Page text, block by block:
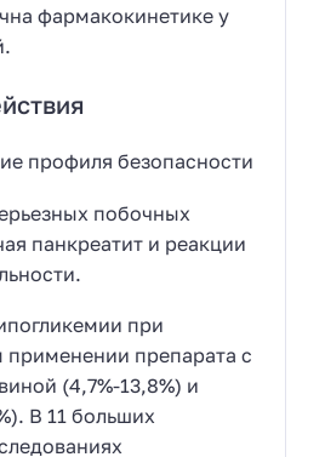
фармакокинетике у
профиля безопасности
побочных
панкреатит и реакции
при
препарата с
(4,7%-13,8%) и
В 11 больших